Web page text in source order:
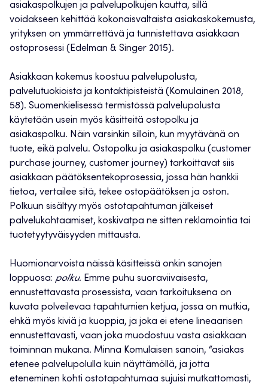
asiakaspolkujen ja palvelupolkujen kautta, sillä
voidakseen kehittää kokonaisvaltaista asiakaskokemusta,
yrityksen on ymmärrettävä ja tunnistettava asiakkaan
ostoprosessi (Edelman & Singer 2015).
Asiakkaan kokemus koostuu palvelupolusta,
palvelutuokioista ja kontaktipisteistä (Komulainen 2018,
58). Suomenkielisessä termistössä palvelupolusta
käytetään usein myös käsitteitä ostopolku ja
asiakaspolku. Näin varsinkin silloin, kun myytävänä on
tuote, eikä palvelu. Ostopolku ja asiakaspolku (customer
purchase journey, customer journey) tarkoittavat siis
asiakkaan päätöksentekoprosessia, jossa hän hankkii
tietoa, vertailee sitä, tekee ostopäätöksen ja oston.
Polkuun sisältyy myös ostotapahtuman jälkeiset
palvelukohtaamiset, koskivatpa ne sitten reklamointia tai
tuotetyytyväisyyden mittausta.
Huomionarvoista näissä käsitteissä onkin sanojen
loppuosa: polku. Emme puhu suoraviivaisesta,
ennustettavasta prosessista, vaan tarkoituksena on
kuvata polveilevaa tapahtumien ketjua, jossa on mutkia,
ehkä myös kiviä ja kuoppia, ja joka ei etene lineaarisen
ennustettavasti, vaan joka muodostuu vasta asiakkaan
toiminnan mukana. Minna Komulaisen sanoin, “asiakas
etenee palvelupolulla kuin näyttämöllä, ja jotta
eteneminen kohti ostotapahtumaa sujuisi mutkattomasti,